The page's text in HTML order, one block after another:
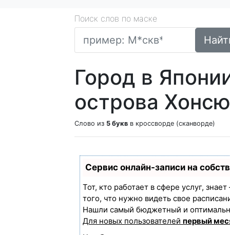
Поиск слов по маске
Город в
острова
Слово из 5 букв в кроссворде (сканворде)
Сервис онлайн-записи на
Тот, кто работает в сфере услуг,
того, что нужно видеть свое
Нашли самый бюджетный и
Для новых пользователей первый